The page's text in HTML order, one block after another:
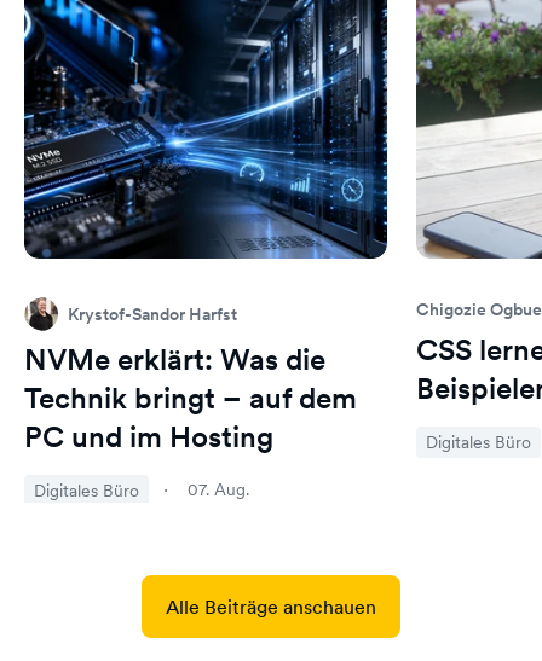
Krystof-Sandor Harfst
NVMe erklärt: Was die
Technik bringt – auf dem
PC und im Hosting
Digitales Büro 07. Aug.
Chigozie
CSS
Digitales Büro
Alle Beiträge anschauen